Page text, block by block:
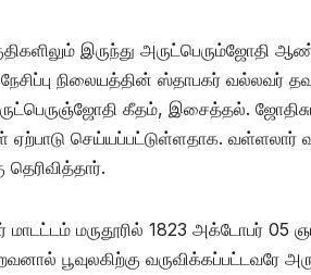
இருந்து
நிலையத்தின் ஸ்தாபகர் வல்லவர்
கீதம், இசைத்தல்.
ஏற்பாடு செய்யப்பட்டுள்ளதாக.
மாடட்டம் மருதூரில் 1823 அக்டோபர்
பூவுலகிற்கு வருவிக்கப்பட்டவரே